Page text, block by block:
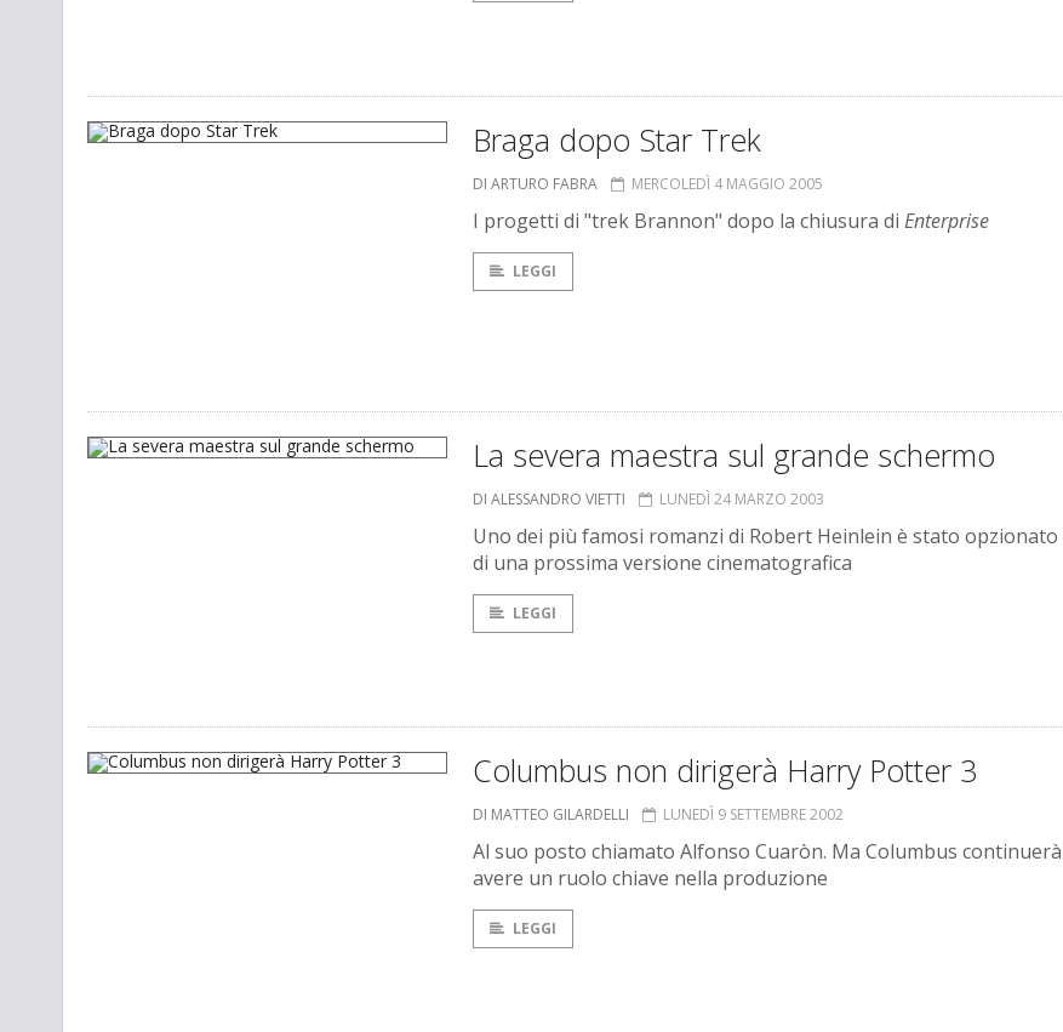
Braga dopo Star Trek
DI ARTURO FABRA MERCOLEDÌ 4 MAGGIO 2005
I progetti di "trek Brannon" dopo la chiusura di Enterprise
LEGGI
La severa maestra sul grande schermo
DI ALESSANDRO VIETTI LUNEDÌ 24 MARZO 2003
Uno dei più famosi romanzi di Robert Heinlein è stato opzionato
di una prossima versione cinematografica
LEGGI
Columbus non dirigerà Harry Potter 3
DI MATTEO GILARDELLI LUNEDÌ 9 SETTEMBRE 2002
Al suo posto chiamato Alfonso Cuaròn. Ma Columbus
avere un ruolo chiave nella produzione
LEGGI